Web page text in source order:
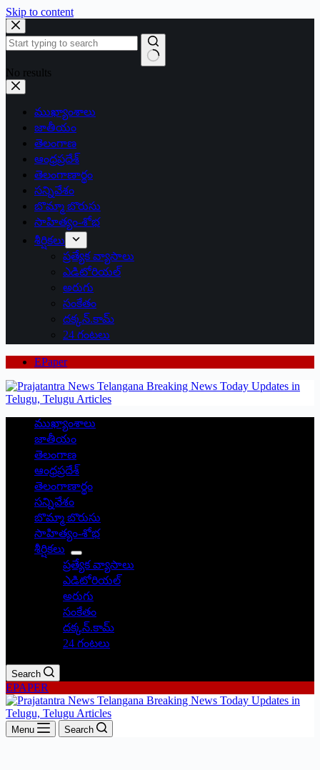
Skip to content
No results
ముఖ్యాంశాలు
జాతీయం
తెలంగాణ
ఆంధ్రప్రదేశ్
తెలంగాణార్థం
సన్నివేశం
బొమ్మా బొరుసు
సాహిత్యం-శోభ
శీర్షికలు
ప్రత్యేక వ్యాసాలు
ఎడిటోరియల్
అరుగు
సంకేతం
దక్కన్.కామ్
24 గంటలు
EPaper
ముఖ్యాంశాలు
జాతీయం
తెలంగాణ
ఆంధ్రప్రదేశ్
తెలంగాణార్థం
సన్నివేశం
బొమ్మా బొరుసు
సాహిత్యం-శోభ
శీర్షికలు
ప్రత్యేక వ్యాసాలు
ఎడిటోరియల్
అరుగు
సంకేతం
దక్కన్.కామ్
24 గంటలు
Search
EPAPER
Menu Search